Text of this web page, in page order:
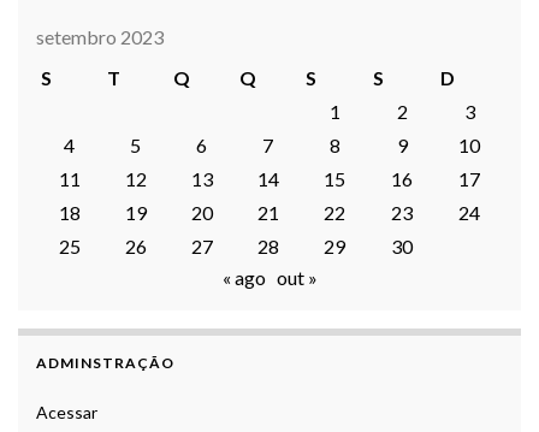
setembro 2023
S
T Q Q S S
D
1
2
3
4
5 6 7 8 9
10
11
12 13 14 15 16
17
18
19 20 21 22 23
24
25
26 27 28 29
30
« ago out »
ADMINSTRAÇÃO
Acessar